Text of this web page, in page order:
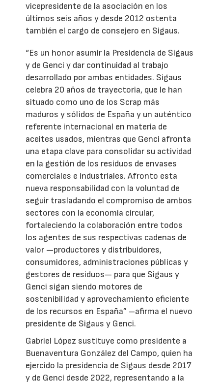
vicepresidente de la asociación en los
últimos seis años y desde 2012 ostenta
también el cargo de consejero en Sigaus.
“Es un honor asumir la Presidencia de Sigaus
y de Genci y dar continuidad al trabajo
desarrollado por ambas entidades. Sigaus
celebra 20 años de trayectoria, que le han
situado como uno de los Scrap más
maduros y sólidos de España y un auténtico
referente internacional en materia de
aceites usados, mientras que Genci afronta
una etapa clave para consolidar su actividad
en la gestión de los residuos de envases
comerciales e industriales. Afronto esta
nueva responsabilidad con la voluntad de
seguir trasladando el compromiso de ambos
sectores con la economía circular,
fortaleciendo la colaboración entre todos
los agentes de sus respectivas cadenas de
valor —productores y distribuidores,
consumidores, administraciones públicas y
gestores de residuos— para que Sigaus y
Genci sigan siendo motores de
sostenibilidad y aprovechamiento eficiente
de los recursos en España” –afirma el nuevo
presidente de Sigaus y Genci.
Gabriel López sustituye como presidente a
Buenaventura González del Campo, quien ha
ejercido la presidencia de Sigaus desde 2017
y de Genci desde 2022, representando a la